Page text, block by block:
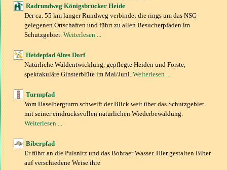
Radrundweg Königsbrücker Heide
Der ca. 55 km langer Rundweg verbindet die rings um das NSG
gelegenen Ortschaften und führt zu allen Besucherpfaden im
Schutzgebiet. Weiterlesen ...
Heidepfad Altes Dorf
Natürliche Waldentwicklung, gepflegte Heiden und Forste,
spektakuläre Ginsterblüte im Mai/Juni. Weiterlesen ...
Turmpfad
Vom Haselbergturm schweift der Blick weit über das Schutzgebiet
mit seiner eindrucksvollen natürlichen Wiederbewaldung.
Weiterlesen ...
Biberpfad
Er führt an die Pulsnitz und das Bohraer Wasser. Hier gestalten Biber
auf verschiedene Weise ihre